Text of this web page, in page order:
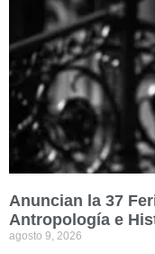
Anuncian la 37
Antropología e
agosto 9, 2026